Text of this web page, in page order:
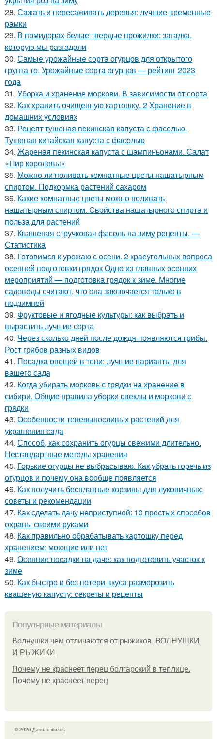
28. Сажать и пересаживать деревья: лучшие временные
рамки
29. В помидорах белые твердые прожилки: загадка,
которую мы разгадали
30. Самые урожайные сорта огурцов для открытого
грунта то. Урожайные сорта огурцов — рейтинг 2023
года
31. Уборка и хранение моркови. В зависимости от сорта
32. Как хранить очищенную картошку. 2 Хранение в
домашних условиях
33. Рецепт тушеная пекинская капуста с фасолью.
Тушеная китайская капуста с фасолью
34. Жареная пекинская капуста с шампиньонами. Салат
«Пир королевы»
35. Можно ли поливать комнатные цветы нашатырным
спиртом. Подкормка растений сахаром
36. Какие комнатные цветы можно поливать
нашатырным спиртом. Свойства нашатырного спирта и
польза для растений
37. Квашеная стручковая фасоль на зиму рецепты. —
Статистика
38. Готовимся к урожаю с осени. 2 краеугольных вопроса
осенней подготовки грядок Одно из главных осенних
мероприятий — подготовка грядок к зиме. Многие
садоводы считают, что она заключается только в
подзимней
39. Фруктовые и ягодные культуры: как выбрать и
вырастить лучшие сорта
40. Через сколько дней после дождя появляются грибы.
Рост грибов разных видов
41. Посадка овощей в тени: лучшие варианты для
вашего сада
42. Когда убирать морковь с грядки на хранение в
сибири. Общие правила уборки свеклы и моркови с
грядки
43. Особенности теневыносливых растений для
украшения сада
44. Способ, как сохранить огурцы свежими длительно.
Нестандартные методы хранения
45. Горькие огурцы не выбрасываю. Как убрать горечь из
огурцов и почему она вообще появляется
46. Как получить бесплатные корзины для луковичных:
советы и рекомендации
47. Как сделать дачу неприступной: 10 простых способов
охраны своими руками
48. Как правильно обрабатывать картошку перед
хранением: моющие или нет
49. Осенние посадки на даче: как подготовить участок к
зиме
50. Как быстро и без потери вкуса разморозить
квашеную капусту: секреты и рецепты
Популярные материалы
Волнушки чем отличаются от рыжиков. ВОЛНУШКИ
И РЫЖИКИ
Почему не краснеет перец болгарский в теплице.
Почему не краснеет перец
© 2026 Дачная жизнь